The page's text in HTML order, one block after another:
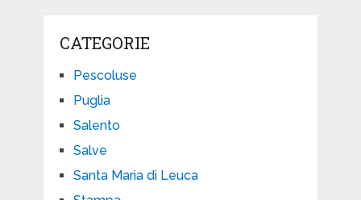
CATEGORIE
Pescoluse
Puglia
Salento
Salve
Santa Maria di Leuca